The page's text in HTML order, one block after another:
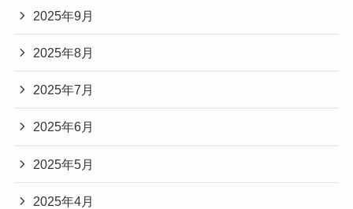
2025年9月
2025年8月
2025年7月
2025年6月
2025年5月
2025年4月